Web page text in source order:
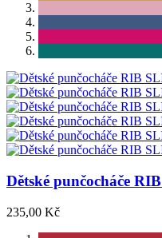
Dětské punčocháče
235,00 Kč